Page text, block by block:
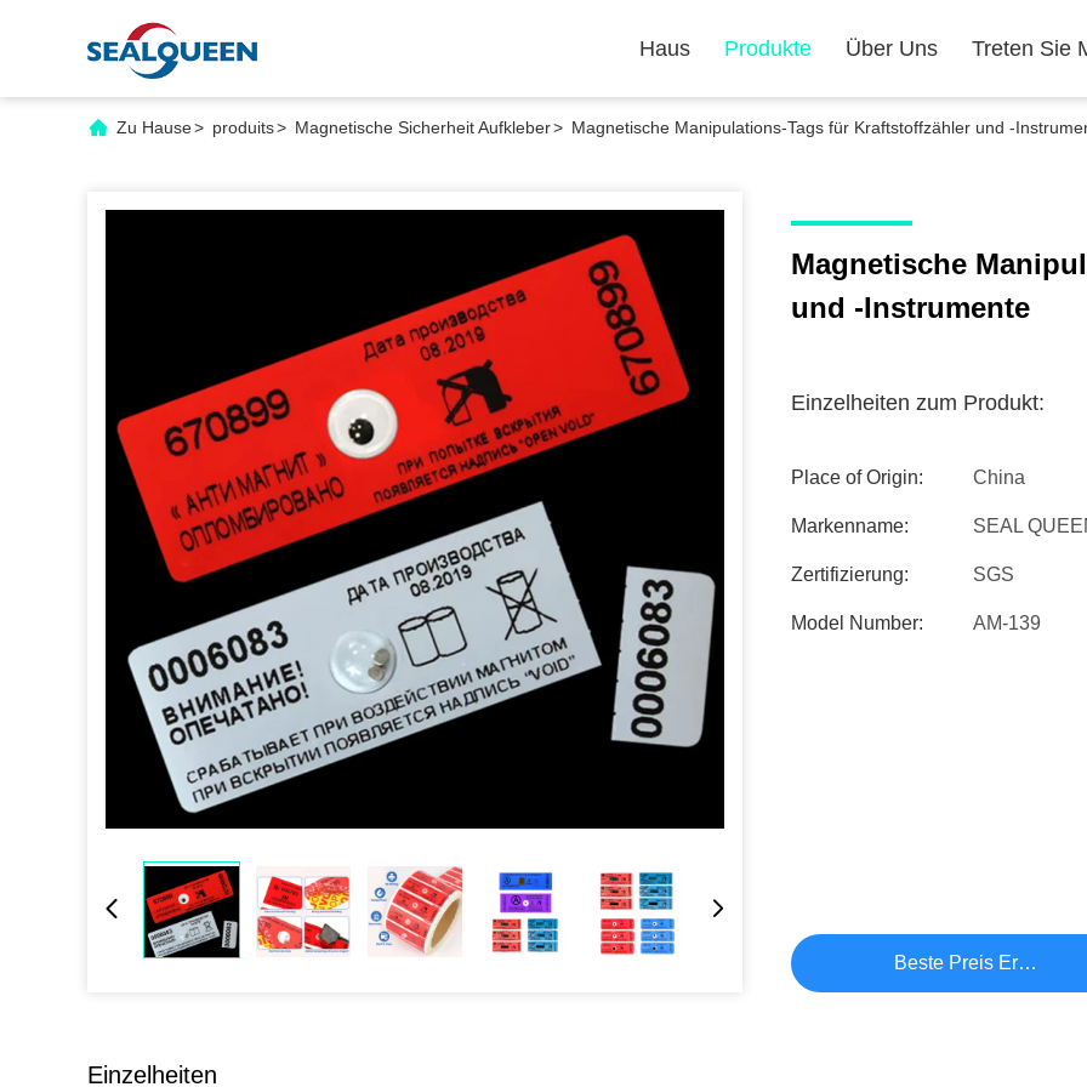
Haus Produkte Über Uns Treten Sie
Zu Hause> produits> Magnetische Sicherheit Aufkleber> Magnetische Manipulations-Tags für Kraftstoffzähler und -
Magnetische
und -Instrumente
Einzelheiten zum Produkt:
Place of Origin: China
Markenname: SEAL
Zertifizierung: SGS
Model Number: AM-139
Beste Preis Erhalten
Einzelheiten